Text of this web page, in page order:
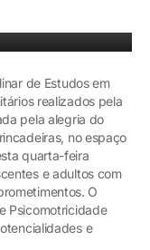
de Estudos em
realizados pela
pela alegria do
no espaço
quarta-feira
e adultos com
O
Psicomotricidade
e